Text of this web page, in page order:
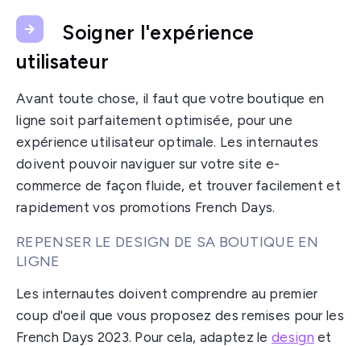
Soigner l'expérience
utilisateur
Avant toute chose, il faut que votre boutique en
ligne soit parfaitement optimisée, pour une
expérience utilisateur optimale. Les internautes
doivent pouvoir naviguer sur votre site e-
commerce de façon fluide, et trouver facilement et
rapidement vos promotions French Days.
REPENSER LE DESIGN DE SA BOUTIQUE EN
LIGNE
Les internautes doivent comprendre au premier
coup d'oeil que vous proposez des remises pour les
French Days 2023. Pour cela, adaptez le design et